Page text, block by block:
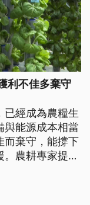
利不佳多棄守
已經成為農糧生
與能源成本相當
而棄守，能撐下
農耕專家提出